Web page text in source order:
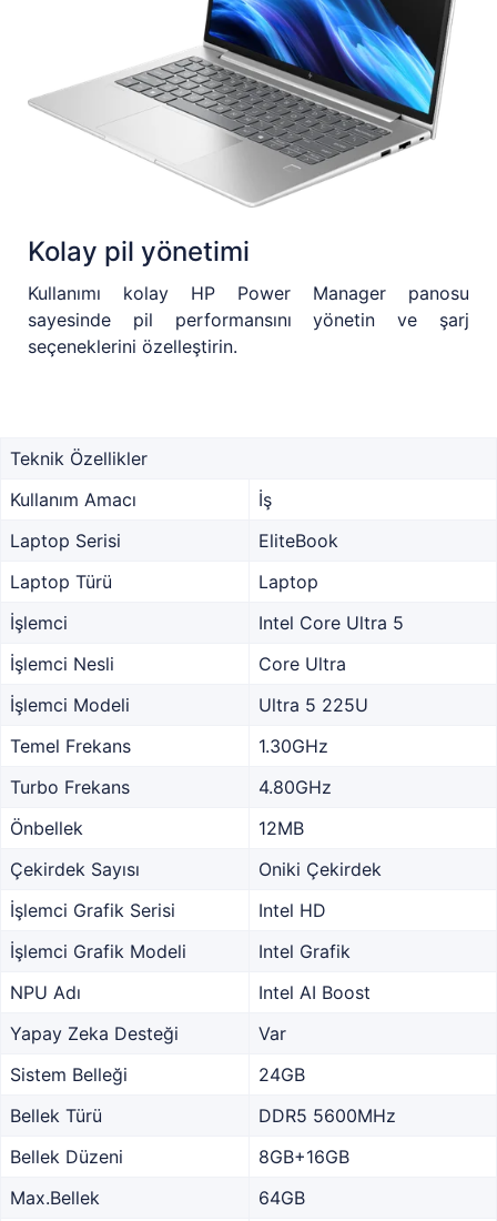
Kolay pil yönetimi
Kullanımı kolay HP Power Manager panosu
sayesinde pil performansını yönetin ve şarj
seçeneklerini özelleştirin.
Teknik Özellikler
Kullanım Amacı
İş
Laptop Serisi
EliteBook
Laptop Türü
Laptop
İşlemci
Intel Core Ultra 5
İşlemci Nesli
Core Ultra
İşlemci Modeli
Ultra 5 225U
Temel Frekans
1.30GHz
Turbo Frekans
4.80GHz
Önbellek
12MB
Çekirdek Sayısı
Oniki Çekirdek
İşlemci Grafik Serisi
Intel HD
İşlemci Grafik Modeli
Intel Grafik
NPU Adı
Intel AI Boost
Yapay Zeka Desteği
Var
Sistem Belleği
24GB
Bellek Türü
DDR5 5600MHz
Bellek Düzeni
8GB+16GB
Max.Bellek
64GB